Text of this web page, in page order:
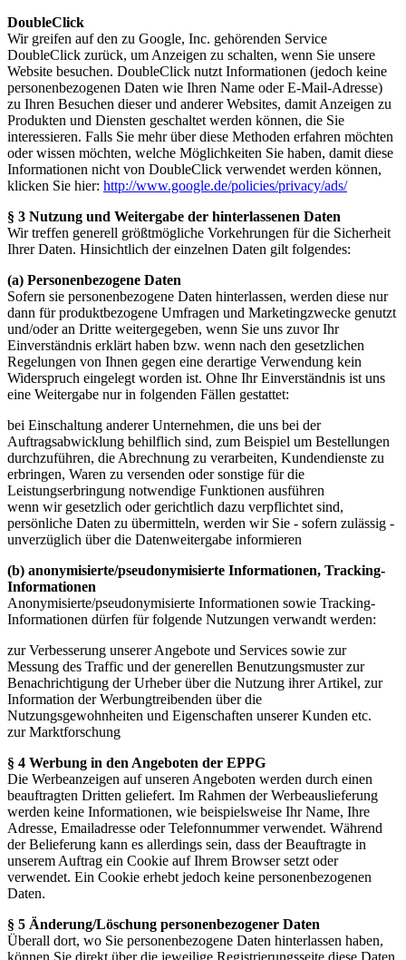
DoubleClick
Wir greifen auf den zu Google, Inc. gehörenden Service
DoubleClick zurück, um Anzeigen zu schalten, wenn Sie unsere
Website besuchen. DoubleClick nutzt Informationen (jedoch keine
personenbezogenen Daten wie Ihren Name oder E-Mail-Adresse)
zu Ihren Besuchen dieser und anderer Websites, damit Anzeigen zu
Produkten und Diensten geschaltet werden können, die Sie
interessieren. Falls Sie mehr über diese Methoden erfahren möchten
oder wissen möchten, welche Möglichkeiten Sie haben, damit diese
Informationen nicht von DoubleClick verwendet werden können,
klicken Sie hier: http://www.google.de/policies/privacy/ads/
§ 3 Nutzung und Weitergabe der hinterlassenen Daten
Wir treffen generell größtmögliche Vorkehrungen für die Sicherheit
Ihrer Daten. Hinsichtlich der einzelnen Daten gilt folgendes:
(a) Personenbezogene Daten
Sofern sie personenbezogene Daten hinterlassen, werden diese nur
dann für produktbezogene Umfragen und Marketingzwecke genutzt
und/oder an Dritte weitergegeben, wenn Sie uns zuvor Ihr
Einverständnis erklärt haben bzw. wenn nach den gesetzlichen
Regelungen von Ihnen gegen eine derartige Verwendung kein
Widerspruch eingelegt worden ist. Ohne Ihr Einverständnis ist uns
eine Weitergabe nur in folgenden Fällen gestattet:
bei Einschaltung anderer Unternehmen, die uns bei der
Auftragsabwicklung behilflich sind, zum Beispiel um Bestellungen
durchzuführen, die Abrechnung zu verarbeiten, Kundendienste zu
erbringen, Waren zu versenden oder sonstige für die
Leistungserbringung notwendige Funktionen ausführen
wenn wir gesetzlich oder gerichtlich dazu verpflichtet sind,
persönliche Daten zu übermitteln, werden wir Sie - sofern zulässig -
unverzüglich über die Datenweitergabe informieren
(b) anonymisierte/pseudonymisierte Informationen, Tracking-
Informationen
Anonymisierte/pseudonymisierte Informationen sowie Tracking-
Informationen dürfen für folgende Nutzungen verwandt werden:
zur Verbesserung unserer Angebote und Services sowie zur
Messung des Traffic und der generellen Benutzungsmuster zur
Benachrichtigung der Urheber über die Nutzung ihrer Artikel, zur
Information der Werbungtreibenden über die
Nutzungsgewohnheiten und Eigenschaften unserer Kunden etc.
zur Marktforschung
§ 4 Werbung in den Angeboten der EPPG
Die Werbeanzeigen auf unseren Angeboten werden durch einen
beauftragten Dritten geliefert. Im Rahmen der Werbeauslieferung
werden keine Informationen, wie beispielsweise Ihr Name, Ihre
Adresse, Emailadresse oder Telefonnummer verwendet. Während
der Belieferung kann es allerdings sein, dass der Beauftragte in
unserem Auftrag ein Cookie auf Ihrem Browser setzt oder
verwendet. Ein Cookie erhebt jedoch keine personenbezogenen
Daten.
§ 5 Änderung/Löschung personenbezogener Daten
Überall dort, wo Sie personenbezogene Daten hinterlassen haben,
können Sie direkt über die jeweilige Registrierungsseite diese Daten